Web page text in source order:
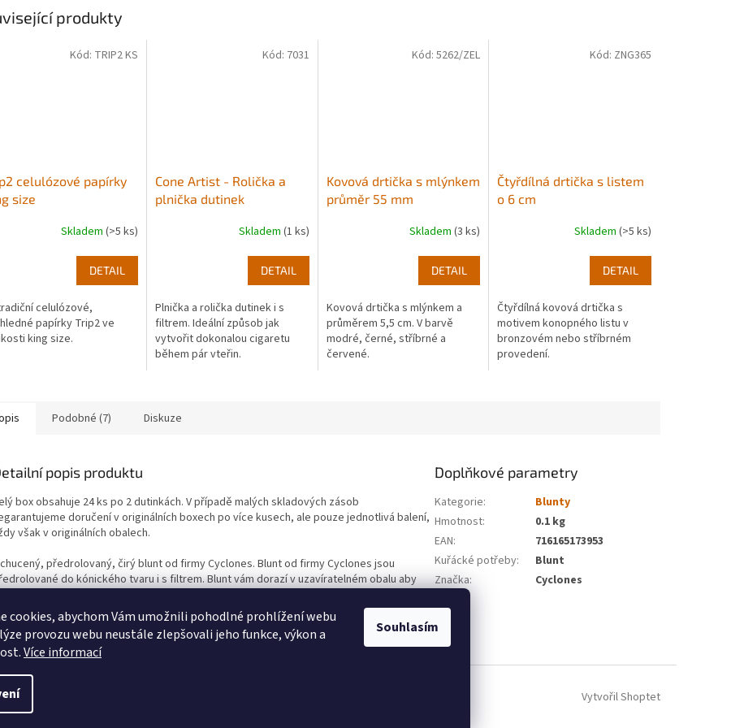
cookies, abychom Vám umožnili pohodlné prohlížení webu
provozu webu neustále zlepšovali jeho funkce, výkon a
Více informací
Souhlasím
produkty
celulózové papírky
size
Skladem (>5 ks)
DETAIL
celulózové,
papírky Trip2 ve
king size.
Kód: TRIP2 KS
Cone Artist - Rolička a
plnička dutinek
Skladem (1 ks)
DETAIL
Plnička a rolička dutinek i s
filtrem. Ideální způsob jak
vytvořit dokonalou cigaretu
během pár vteřin.
Kód: 7031
Kovová drtička s mlýnkem
průměr 55 mm
z
5
hvězdiček.
Skladem(3 ks)
DETAIL
Kovová drtička s mlýnkem a
průměrem 5,5 cm. V barvě
modré, černé, stříbrné a
červené.
Kód:5262/ZEL
Čtyřdílná drtička s listem
o 6 cm
Skladem (>5 ks)
DETAIL
Čtyřdílná kovová drtička s
motivem konopného listu v
bronzovém nebo stříbrném
provedení.
Kód: ZNG365
Podobné (7) Diskuze
popis produktu
box obsahuje 24 ks po 2 dutinkách. V případě malých skladových zásob
doručení v originálních boxech po více kusech, ale pouze jednotlivá balení,
však v originálních obalech.
předrolovaný, čirý blunt od firmy Cyclones. Blunt od firmy Cyclones jsou
do kónického tvaru i s filtrem. Blunt vám dorazí v uzavíratelném obalu aby
malých bluntů.
Doplňkové parametry
Kategorie:
Blunty
Hmotnost:
0.1 kg
EAN:
716165173953
Kuřácké potřeby:
Blunt
Značka: Cyclones
Vytvořil Shoptet
práva vyhrazena.